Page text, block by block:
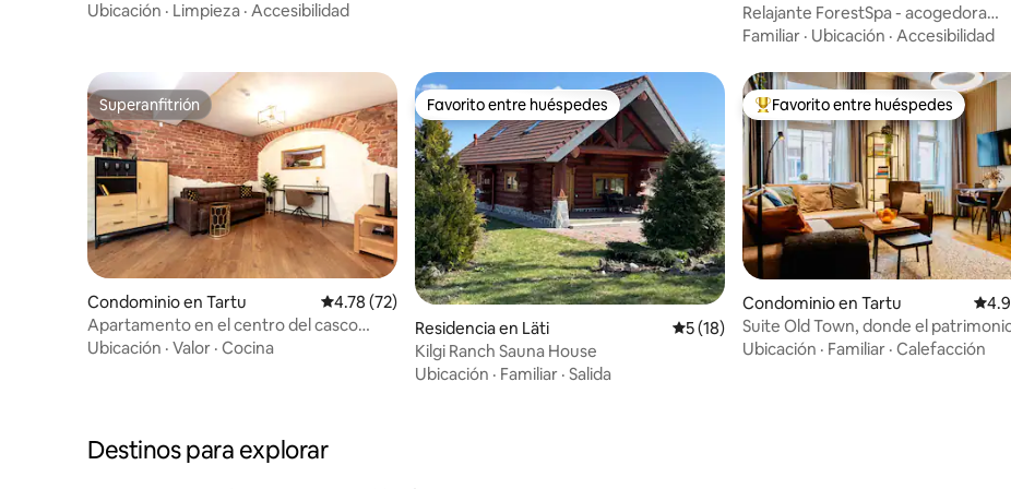
acogedor
Ubicación · Limpieza · Accesibilidad
Relajante ForestSpa - acogedora
escapada al campo
Familiar · Ubicación · Accesibilidad
Superanfitrión
Superanfitrión
Condominio en Tartu Calificación promedio: 4.78 de 5; 72 evaluaciones
4.78 (72)
Apartamento en el centro del casco
antiguo de Tartu
Ubicación · Valor · Cocina
Favorito entre huéspedes
Favorito entre huéspedes
Residencia en Läti Calificación promedio: 5 de 5; 18
5 (18)
Kilgi Ranch Sauna House
Ubicación · Familiar · Salida
De los mejores en Favorito entre
Favorito entre huéspedes
Condominio en Tartu
Suite Old Town, donde el
encuentra con el lujo moderno
Ubicación · Familiar · Calefacción
Destinos para explorar